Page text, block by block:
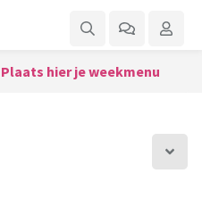
Plaats hier je weekmenu